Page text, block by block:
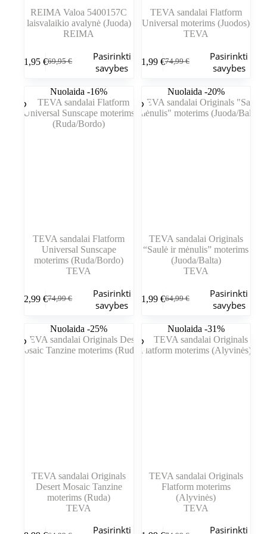
REIMA Valoa 5400157C
laisvalaikio avalynė (Juoda)
REIMA
69,95€
Pradinė
buvo:
69,95 €.
61,95€Dabartinė
yra:
61,95 €.
Pasirinkti
savybes
produktas
variantus.
Variantus
galite
TEVA sandalai Flatform
Universal moterims (Juodos)
TEVA
74,99€
Pradinė
buvo:
74,99 €.
61,99 €Dabartinė
yra:
61,99 €.
Pasirinkti
savybes
produktas
variantus.
Variantus
galite
Nuolaida -16%
TEVA sandalai Flatform
Universal Sunscape
moterims (Ruda/Bordo)
TEVA
74,99€
Pradinė
buvo:
74,99 €.
62,99€Dabartinė
yra:
62,99 €.
Pasirinkti
savybes
produktas
variantus.
Variantus
galite
Nuolaida -20%
TEVA sandalai Originals
“Saulė ir mėnulis” moterims
(Juoda/Balta)
TEVA
64,99€
Pradinė
buvo:
64,99 €.
51,99 €Dabartinė
yra:
51,99 €.
Pasirinkti
savybes
produktas
variantus.
Variantus
galite
Nuolaida -25%
TEVA sandalai Originals
Desert Mosaic Tanzine
moterims (Ruda)
TEVA
Pasirinkti
Nuolaida -31%
TEVA sandalai Originals
Flatform moterims
(Alyvinės)
TEVA
Pasirinkti